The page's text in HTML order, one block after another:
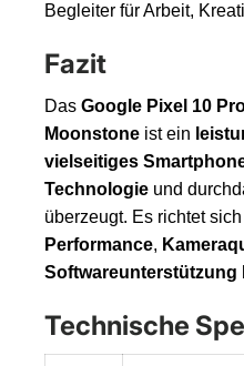
Begleiter für Arbeit,
Fazit
Das Google Pixel 10
Moonstone ist ein
vielseitiges
Technologie und
überzeugt. Es richtet
Performance,
Softwareunterstützung
Technische